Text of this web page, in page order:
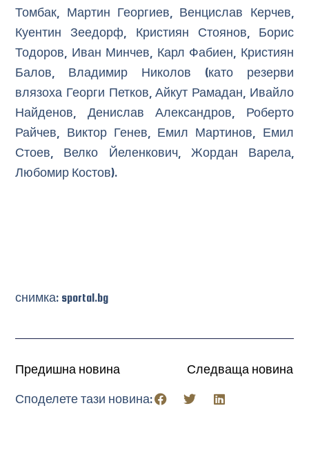
Томбак, Мартин Георгиев, Венцислав Керчев,
Куентин Зеедорф, Кристиян Стоянов, Борис
Тодоров, Иван Минчев, Карл Фабиен, Кристиян
Балов, Владимир Николов (като резерви
влязоха Георги Петков, Айкут Рамадан, Ивайло
Найденов, Денислав Александров, Роберто
Райчев, Виктор Генев, Емил Мартинов, Емил
Стоев, Велко Йеленкович, Жордан Варела,
Любомир Костов).
снимка: sportal.bg
Предишна новина Следваща новина
Споделете тази новина: